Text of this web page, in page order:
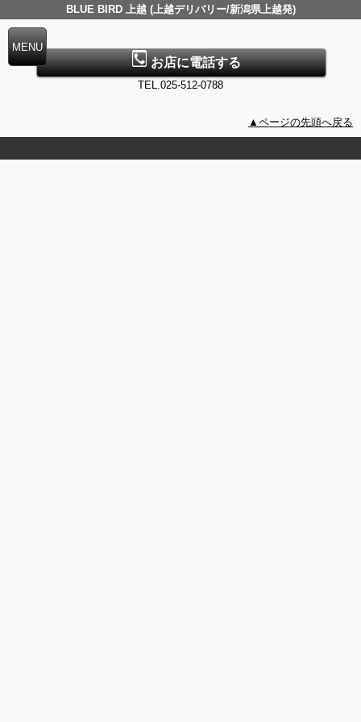
BLUE BIRD 上越 (上越デリバリー/新潟県上越発)
お店に電話する
TEL.025-512-0788
▲ページの先頭へ戻る